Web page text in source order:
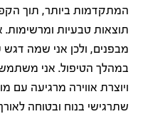
המתקדמות ביותר, תוך
תוצאות טבעיות ומרשימות.
מבפנים, ולכן אני שמה דגש
במהלך הטיפול. אני
ויוצרת אווירה מרגיעה עם
שתרגישי בנוח ובטוחה